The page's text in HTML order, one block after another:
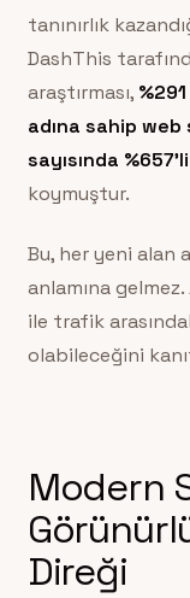
tanınırlık
DashThis
araştırması,
adına sahip web
sayısında
koymuştur.
Bu, her yeni alan
anlamına
ile trafik
olabileceğini
Modern
Direği